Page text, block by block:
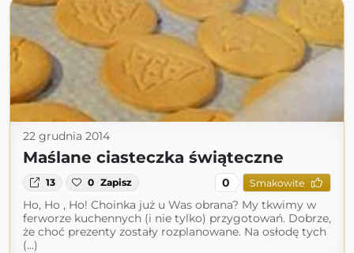
22 grudnia 2014
Maślane ciasteczka świąteczne
13 0 Zapisz 0 Smakowite
Ho, Ho , Ho! Choinka już u Was obrana? My tkwimy w
ferworze kuchennych (i nie tylko) przygotowań. Dobrze,
że choć prezenty zostały rozplanowane. Na osłodę tych
(...)